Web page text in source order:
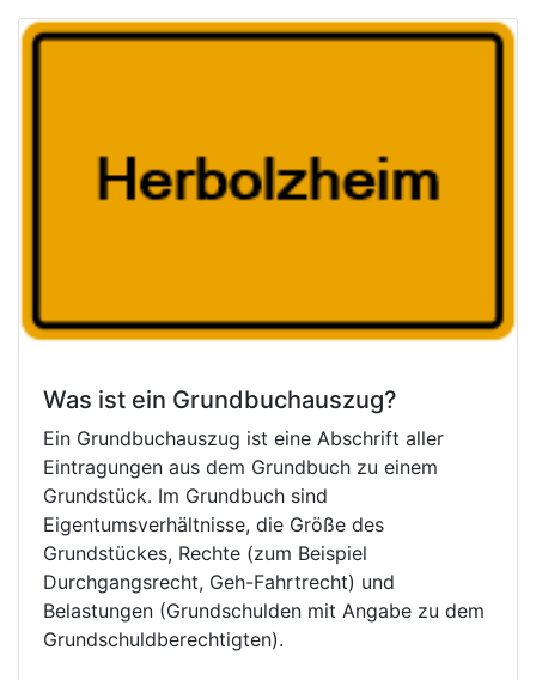
Was ist ein Grundbuchauszug?
Ein Grundbuchauszug ist eine Abschrift aller
Eintragungen aus dem Grundbuch zu einem
Grundstück. Im Grundbuch sind
Eigentumsverhältnisse, die Größe des
Grundstückes, Rechte (zum Beispiel
Durchgangsrecht, Geh-Fahrtrecht) und
Belastungen (Grundschulden mit Angabe zu dem
Grundschuldberechtigten).